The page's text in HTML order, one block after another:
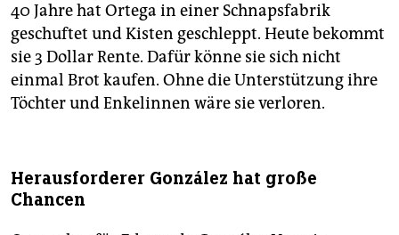
40 Jahre hat Ortega in einer Schnapsfabrik
geschuftet und Kisten geschleppt. Heute bekommt
sie 3 Dollar Rente. Dafür könne sie sich nicht
einmal Brot kaufen. Ohne die Unterstützung ihre
Töchter und Enkelinnen wäre sie verloren.
Herausforderer González hat große
Chancen